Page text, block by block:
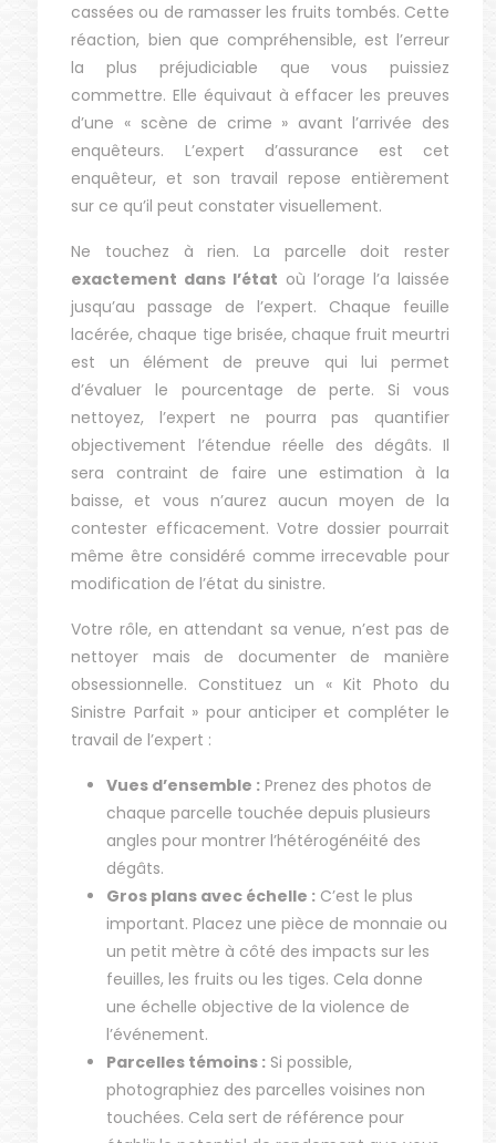
cassées ou de ramasser les fruits tombés. Cette
réaction, bien que compréhensible, est l’erreur
la plus préjudiciable que vous puissiez
commettre. Elle équivaut à effacer les preuves
d’une « scène de crime » avant l’arrivée des
enquêteurs. L’expert d’assurance est cet
enquêteur, et son travail repose entièrement
sur ce qu’il peut constater visuellement.
Ne touchez à rien. La parcelle doit rester
exactement dans l’état où l’orage l’a laissée
jusqu’au passage de l’expert. Chaque feuille
lacérée, chaque tige brisée, chaque fruit meurtri
est un élément de preuve qui lui permet
d’évaluer le pourcentage de perte. Si vous
nettoyez, l’expert ne pourra pas quantifier
objectivement l’étendue réelle des dégâts. Il
sera contraint de faire une estimation à la
baisse, et vous n’aurez aucun moyen de la
contester efficacement. Votre dossier pourrait
même être considéré comme irrecevable pour
modification de l’état du sinistre.
Votre rôle, en attendant sa venue, n’est pas de
nettoyer mais de documenter de manière
obsessionnelle. Constituez un « Kit Photo du
Sinistre Parfait » pour anticiper et compléter le
travail de l’expert :
Vues d’ensemble : Prenez des photos de
chaque parcelle touchée depuis plusieurs
angles pour montrer l’hétérogénéité des
dégâts.
Gros plans avec échelle : C’est le plus
important. Placez une pièce de monnaie ou
un petit mètre à côté des impacts sur les
feuilles, les fruits ou les tiges. Cela donne
une échelle objective de la violence de
l’événement.
Parcelles témoins : Si possible,
photographiez des parcelles voisines non
touchées. Cela sert de référence pour